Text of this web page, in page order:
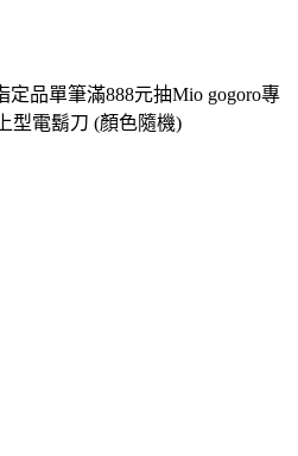
定品單筆滿888元抽Mio gogoro專
型電鬍刀 (顏色隨機)